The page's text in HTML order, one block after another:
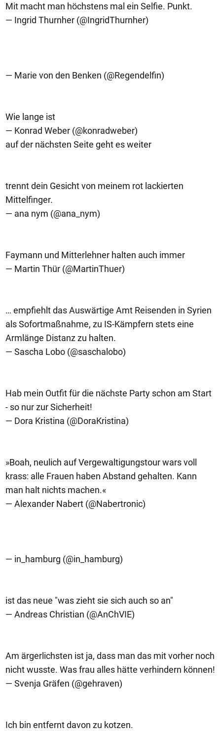
Mit macht man höchstens mal ein Selfie. Punkt.
— Ingrid Thurnher (@IngridThurnher)
— Marie von den Benken (@Regendelfin)
Wie lange ist
— Konrad Weber (@konradweber)
auf der nächsten Seite geht es weiter
trennt dein Gesicht von meinem rot lackierten
Mittelfinger.
— ana nym (@ana_nym)
Faymann und Mitterlehner halten auch immer
— Martin Thür (@MartinThuer)
… empfiehlt das Auswärtige Amt Reisenden in Syrien
als Sofortmaßnahme, zu IS-Kämpfern stets eine
Armlänge Distanz zu halten.
— Sascha Lobo (@saschalobo)
Hab mein Outfit für die nächste Party schon am Start
- so nur zur Sicherheit!
— Dora Kristina (@DoraKristina)
»Boah, neulich auf Vergewaltigungstour wars voll
krass: alle Frauen haben Abstand gehalten. Kann
man halt nichts machen.«
— Alexander Nabert (@Nabertronic)
— in_hamburg (@in_hamburg)
ist das neue "was zieht sie sich auch so an"
— Andreas Christian (@AnChVIE)
Am ärgerlichsten ist ja, dass man das mit vorher noch
nicht wusste. Was frau alles hätte verhindern können!
— Svenja Gräfen (@gehraven)
Ich bin entfernt davon zu kotzen.